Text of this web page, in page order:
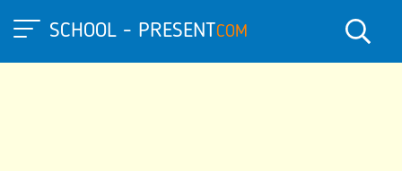
SCHOOL - PRESENTCOM